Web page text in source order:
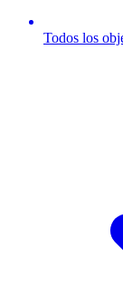
Todos los